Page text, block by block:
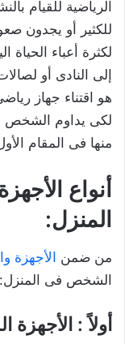
الرياضية للقيام
للكثير أو يجدون
لكثرة أعباء
إلى النادى أو
هو اقتناء جهاز
لكى يداوم الشخص
منها فى المقام
أنواع
المنزل:
من ضمن الأجهزة
الشخص فى المنزل:
أولاً : الأجهزة